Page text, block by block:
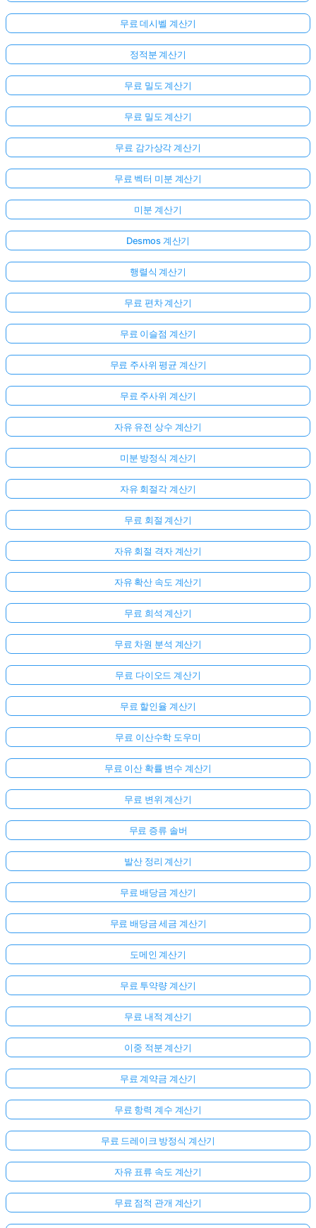
여
기
서
로
세
무료 데시벨 계산기
정적분 계산기
무료 밀도 계산기
무료 밀도 계산기
무료 감가상각 계산기
무료 벡터 미분 계산기
미분 계산기
Desmos 계산기
행렬식 계산기
무료 편차 계산기
무료 이슬점 계산기
무료 주사위 평균 계산기
무료 주사위 계산기
자유 유전 상수 계산기
미분 방정식 계산기
자유 회절각 계산기
무료 회절 계산기
자유 회절 격자 계산기
자유 확산 속도 계산기
무료 희석 계산기
무료 차원 분석 계산기
무료 다이오드 계산기
무료 할인율 계산기
무료 이산수학 도우미
무료 이산 확률 변수 계산기
무료 변위 계산기
무료 증류 솔버
발산 정리 계산기
무료 배당금 계산기
무료 배당금 세금 계산기
도메인 계산기
무료 투약량 계산기
무료 내적 계산기
이중 적분 계산기
무료 계약금 계산기
무료 항력 계수 계산기
무료 드레이크 방정식 계산기
자유 표류 속도 계산기
무료 점적 관개 계산기